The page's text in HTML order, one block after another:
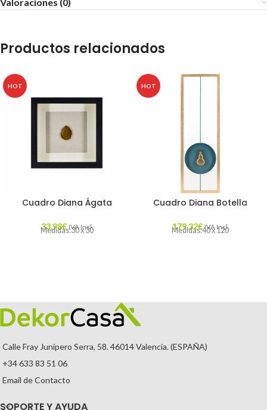
Productos relacionados
HOT
Cuadro Diana Ágata
33,98€ IVA Incl.
Medidas:30 x 30
HOT
Cuadro Diana Botella
179,32€ IVA Incl.
Medidas:40 x 120
Calle Fray Junípero Serra, 58. 46014 Valencia. (ESPAÑA)
+34 633 83 51 06
Email de Contacto
SOPORTE Y AYUDA